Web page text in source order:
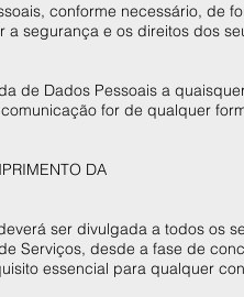
conforme necessário, de
segurança e os direitos dos
de Dados Pessoais a
for de qualquer
DA
ser divulgada a todos os
Serviços, desde a fase de
essencial para qualquer